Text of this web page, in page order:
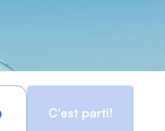
C'est parti!